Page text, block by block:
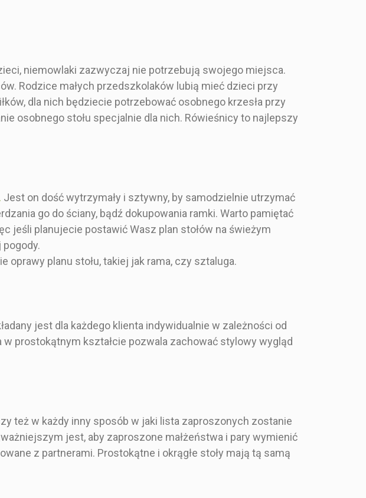
niemowlaki zazwyczaj nie potrzebują swojego miejsca.
Rodzice małych przedszkolaków lubią mieć dzieci przy
dla nich będziecie potrzebować osobnego krzesła przy
osobnego stołu specjalnie dla nich. Rówieśnicy to najlepszy
Jest on dość wytrzymały i sztywny, by samodzielnie utrzymać
go do ściany, bądź dokupowania ramki. Warto pamiętać
jeśli planujecie postawić Wasz plan stołów na świeżym
oprawy planu stołu, takiej jak rama, czy sztaluga.
jest dla każdego klienta indywidualnie w zależności od
w prostokątnym kształcie pozwala zachować stylowy wygląd
też w każdy inny sposób w jaki lista zaproszonych zostanie
jest, aby zaproszone małżeństwa i pary wymienić
z partnerami. Prostokątne i okrągłe stoły mają tą samą
Elegancki i Glamour Nowoczesny
70x100 cm Niebieski
Tablicę z planem stołów